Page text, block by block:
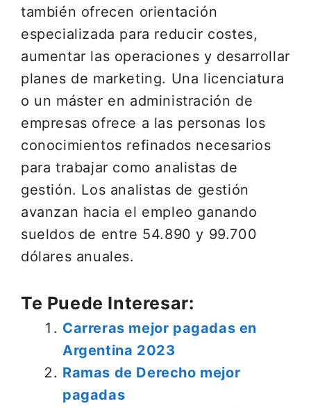
también ofrecen orientación
especializada para reducir costes,
aumentar las operaciones y desarrollar
planes de marketing. Una licenciatura
o un máster en administración de
empresas ofrece a las personas los
conocimientos refinados necesarios
para trabajar como analistas de
gestión. Los analistas de gestión
avanzan hacia el empleo ganando
sueldos de entre 54.890 y 99.700
dólares anuales.
Te Puede Interesar:
Carreras mejor pagadas en
Argentina 2023
Ramas de Derecho mejor
pagadas